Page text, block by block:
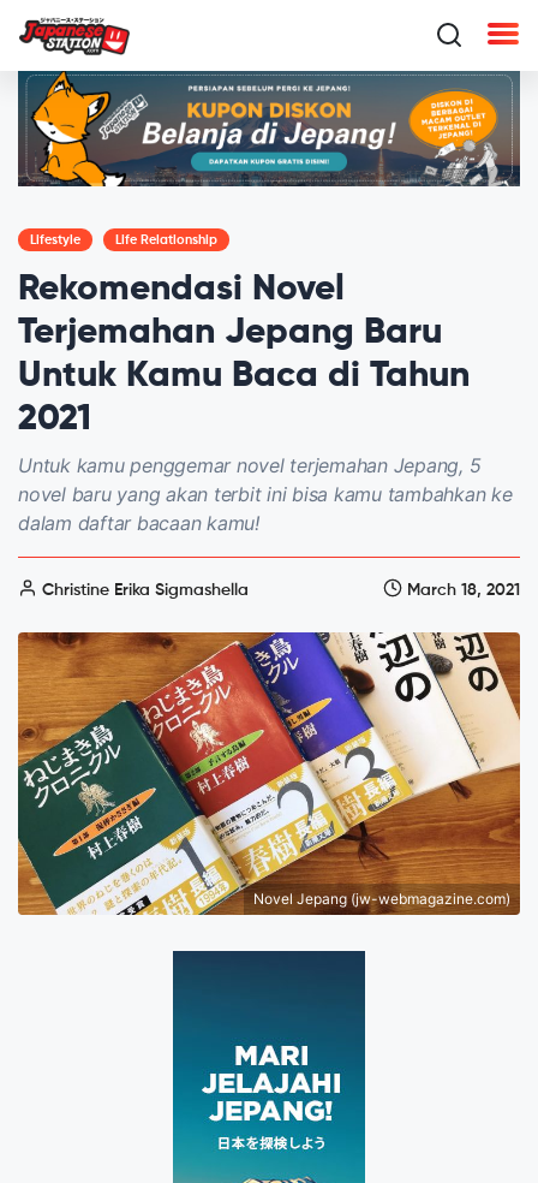
Lifestyle Life Relationship
Rekomendasi Novel
Terjemahan Jepang Baru
Untuk Kamu Baca di Tahun
2021
Untuk kamu penggemar novel terjemahan Jepang, 5
novel baru yang akan terbit ini bisa kamu tambahkan ke
dalam daftar bacaan kamu!
Christine Erika Sigmashella March 18, 2021
Novel Jepang (jw-webmagazine.com)